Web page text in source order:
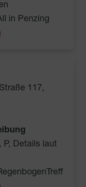
in Penzing
117,
Details laut